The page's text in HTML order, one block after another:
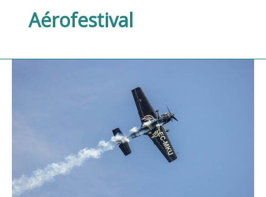
Aérofestival